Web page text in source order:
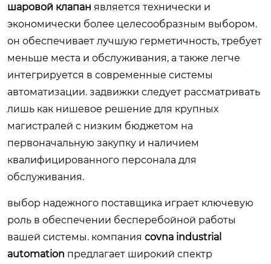
шаровой клапан является технически и
экономически более целесообразным выбором.
он обеспечивает лучшую герметичность, требует
меньше места и обслуживания, а также легче
интегрируется в современные системы
автоматизации. задвижки следует рассматривать
лишь как нишевое решение для крупных
магистралей с низким бюджетом на
первоначальную закупку и наличием
квалифицированного персонала для
обслуживания.
выбор надежного поставщика играет ключевую
роль в обеспечении бесперебойной работы
вашей системы. компания covna industrial
automation предлагает широкий спектр